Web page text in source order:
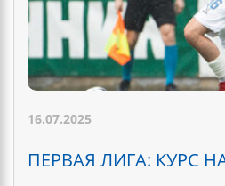
16.07.2025
ПЕРВАЯ ЛИГА: КУРС